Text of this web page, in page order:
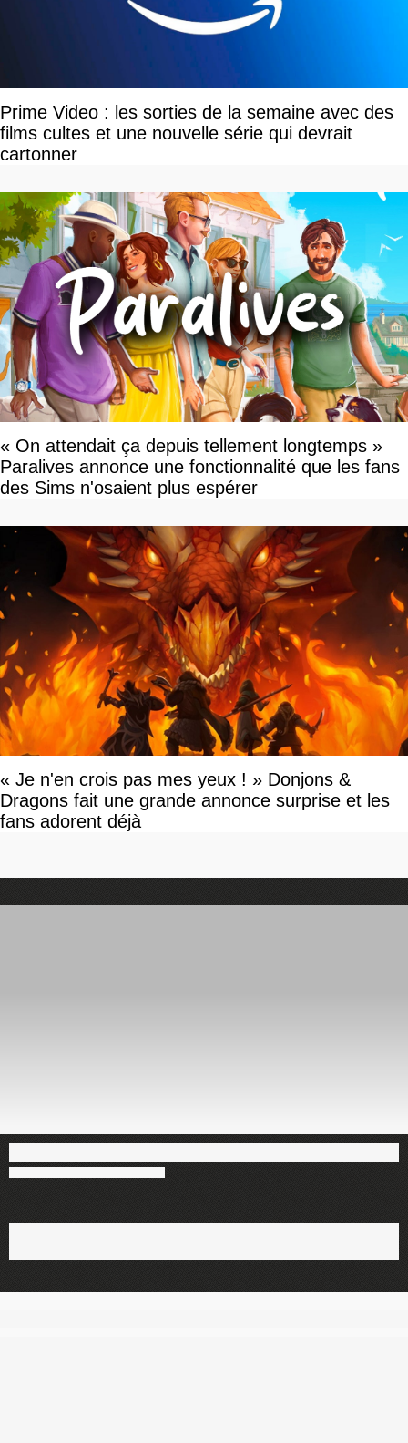
Prime Video : les sorties de la semaine avec des
films cultes et une nouvelle série qui devrait
cartonner
« On attendait ça depuis tellement longtemps »
Paralives annonce une fonctionnalité que les fans
des Sims n'osaient plus espérer
« Je n'en crois pas mes yeux ! » Donjons &
Dragons fait une grande annonce surprise et les
fans adorent déjà